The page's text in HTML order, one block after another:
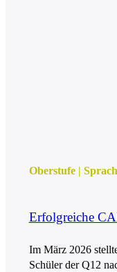
Oberstufe|
Erfolgreiche
Im März 2026
Schüler der Q12